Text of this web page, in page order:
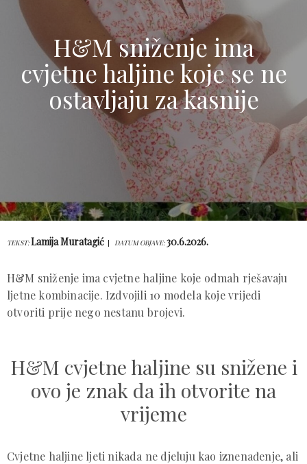
H&M sniženje ima
cvjetne haljine koje se ne
ostavljaju za kasnije
TEKST:Lamija Muratagić DATUM OBJAVE:30.6.2026.
H&M sniženje ima cvjetne haljine koje odmah rješavaju
ljetne kombinacije. Izdvojili 10 modela koje vrijedi
otvoriti prije nego nestanu brojevi.
H&M cvjetne haljine su snižene i
ovo je znak da ih otvorite na
vrijeme
Cvjetne haljine ljeti nikada ne djeluju kao iznenađenje, ali